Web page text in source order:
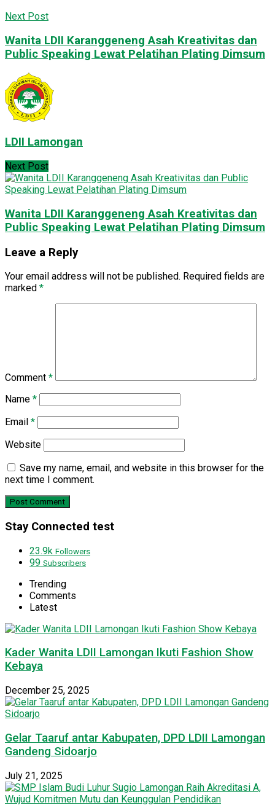
Next Post
Wanita LDII Karanggeneng Asah Kreativitas dan
Public Speaking Lewat Pelatihan Plating Dimsum
LDII Lamongan
Next Post
Wanita LDII Karanggeneng Asah Kreativitas dan
Public Speaking Lewat Pelatihan Plating Dimsum
Leave a Reply
Your email address will not be published. Required fields are
marked *
Comment *
Name *
Email *
Website
Save my name, email, and website in this browser for the
next time I comment.
Stay Connected test
23.9k Followers
99 Subscribers
Trending
Comments
Latest
Kader Wanita LDII Lamongan Ikuti Fashion Show
Kebaya
December 25, 2025
Gelar Taaruf antar Kabupaten, DPD LDII Lamongan
Gandeng Sidoarjo
July 21, 2025